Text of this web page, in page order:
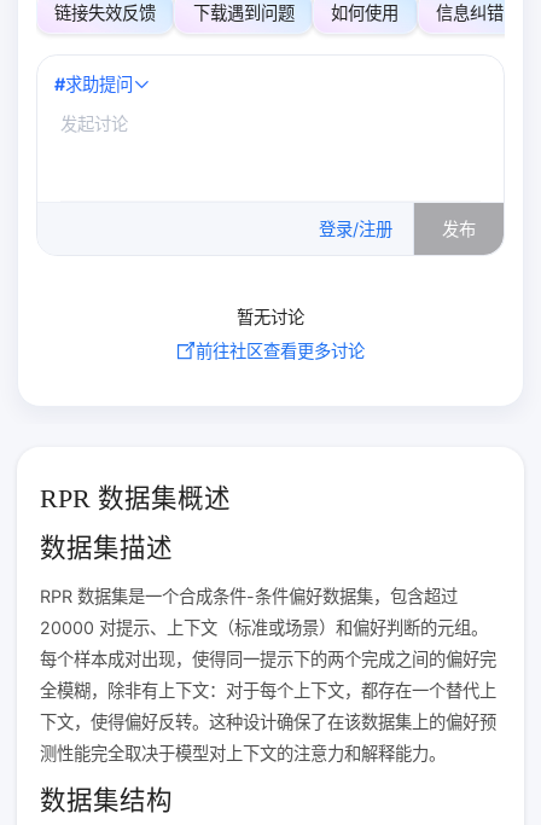
链接失效反馈 下载遇到问题 如何使用 信息纠错
#求助提问
登录/注册 发布
暂无讨论
前往社区查看更多讨论
RPR 数据集概述
数据集描述
RPR 数据集是一个合成条件-条件偏好数据集，包含超过
20000 对提示、上下文（标准或场景）和偏好判断的元组。
每个样本成对出现，使得同一提示下的两个完成之间的偏好完
全模糊，除非有上下文：对于每个上下文，都存在一个替代上
下文，使得偏好反转。这种设计确保了在该数据集上的偏好预
测性能完全取决于模型对上下文的注意力和解释能力。
数据集结构